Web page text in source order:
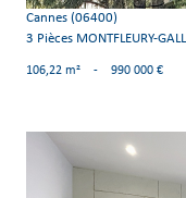
Cannes (06400)
3 Pièces MONTFLEURY-
106,22 m² - 990 000 €